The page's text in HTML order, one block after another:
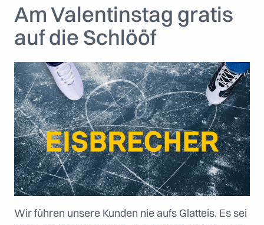
Am Valentinstag gratis
auf die Schlööf
Wir führen unsere Kunden nie aufs Glatteis. Es sei